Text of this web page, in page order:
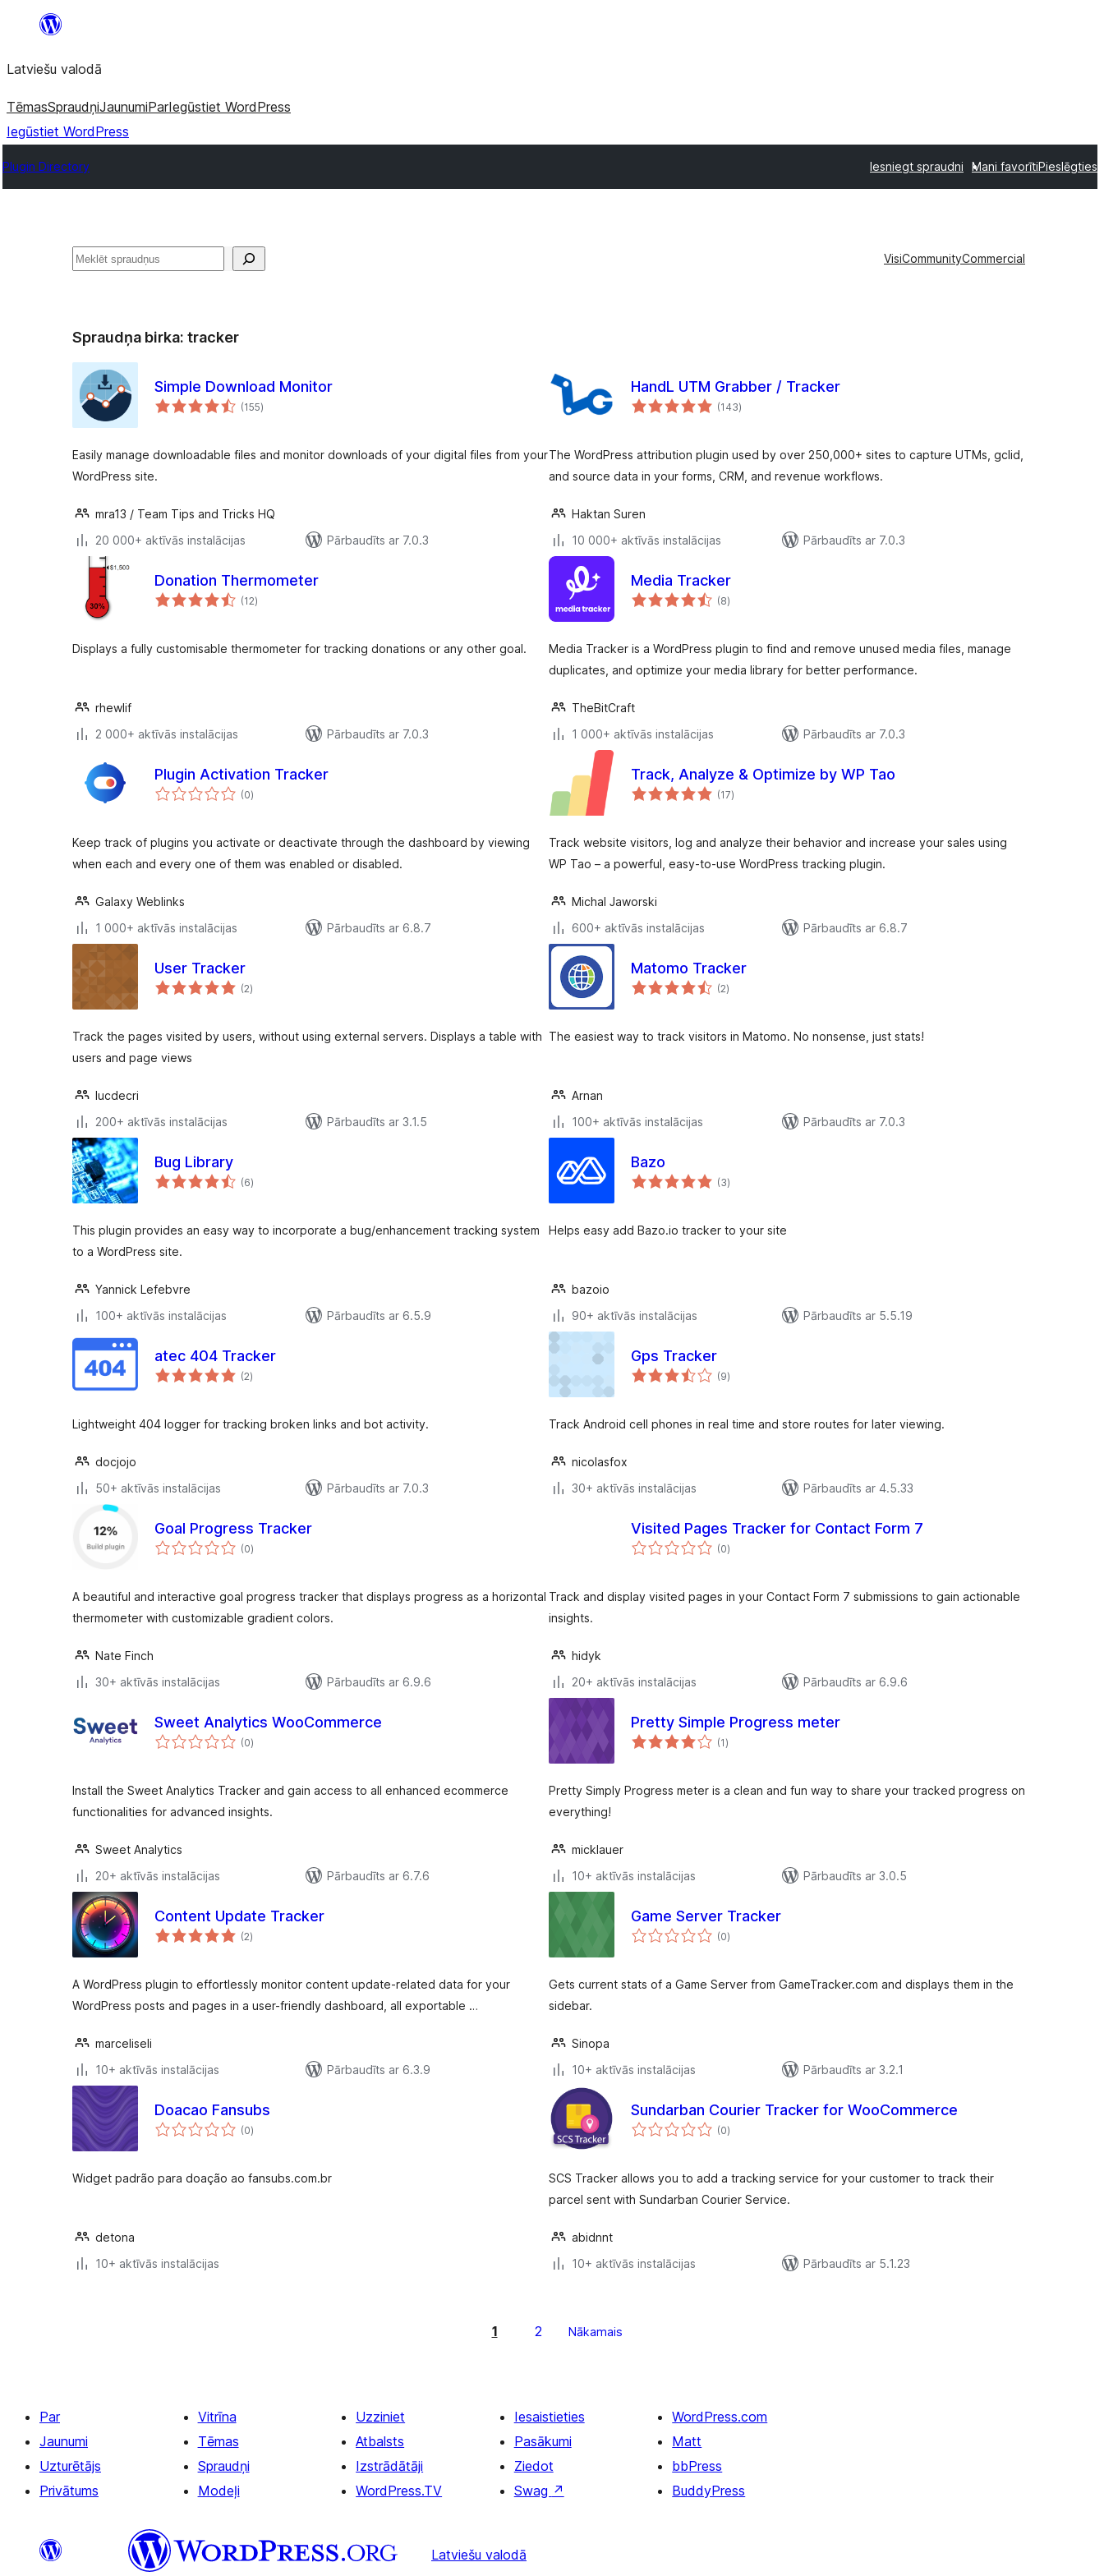
Pāriet
saturu
Latviešu valodā
TēmasSpraudņiJaunumiParIegūstiet WordPress
Iegūstiet WordPress
Plugin Directory Iesniegt spraudni Mani favorītiPieslēgties
Meklēt VisiCommunityCommercial
Spraudņa birka: tracker
Simple Download Monitor
(155vērtējumu
kopsumma
)
Easily manage downloadable files and monitor downloads of your digital files from your
WordPress site.
mra13 / Team Tips and Tricks HQ
20 000+ aktīvās instalācijas
Pārbaudīts ar 7.0.3
HandL UTM Grabber / Tracker
(143vērtējumu
kopsumma
)
The WordPress attribution plugin used by over 250,000+ sites to capture UTMs, gclid,
and source data in your forms, CRM, and revenue workflows.
Haktan Suren
10 000+ aktīvās instalācijas
Pārbaudīts ar 7.0.3
Donation Thermometer
(12vērtējumu
kopsumma
)
Displays a fully customisable thermometer for tracking donations or any other goal.
rhewlif
2 000+ aktīvās instalācijas
Pārbaudīts ar 7.0.3
Media Tracker
(8vērtējumu
kopsumma
)
Media Tracker is a WordPress plugin to find and remove unused media files, manage
duplicates, and optimize your media library for better performance.
TheBitCraft
1 000+ aktīvās instalācijas
Pārbaudīts ar 7.0.3
Plugin Activation Tracker
(0vērtējumu
kopsumma
)
Keep track of plugins you activate or deactivate through the dashboard by viewing
when each and every one of them was enabled or disabled.
Galaxy Weblinks
1 000+ aktīvās instalācijas
Pārbaudīts ar 6.8.7
Track, Analyze & Optimize by WP Tao
(17vērtējumu
kopsumma
)
Track website visitors, log and analyze their behavior and increase your sales using
WP Tao – a powerful, easy-to-use WordPress tracking plugin.
Michal Jaworski
600+ aktīvās instalācijas
Pārbaudīts ar 6.8.7
User Tracker
(2vērtējumu
kopsumma
)
Track the pages visited by users, without using external servers. Displays a table with
users and page views
lucdecri
200+ aktīvās instalācijas
Pārbaudīts ar 3.1.5
Matomo Tracker
(2vērtējumu
kopsumma
)
The easiest way to track visitors in Matomo. No nonsense, just stats!
Arnan
100+ aktīvās instalācijas
Pārbaudīts ar 7.0.3
Bug Library
(6vērtējumu
kopsumma
)
This plugin provides an easy way to incorporate a bug/enhancement tracking system
to a WordPress site.
Yannick Lefebvre
100+ aktīvās instalācijas
Pārbaudīts ar 6.5.9
Bazo
(3vērtējumu
kopsumma
)
Helps easy add Bazo.io tracker to your site
bazoio
90+ aktīvās instalācijas
Pārbaudīts ar 5.5.19
atec 404 Tracker
(2vērtējumu
kopsumma
)
Lightweight 404 logger for tracking broken links and bot activity.
docjojo
50+ aktīvās instalācijas
Pārbaudīts ar 7.0.3
Gps Tracker
(9vērtējumu
kopsumma
)
Track Android cell phones in real time and store routes for later viewing.
nicolasfox
30+ aktīvās instalācijas
Pārbaudīts ar 4.5.33
Goal Progress Tracker
(0vērtējumu
kopsumma
)
A beautiful and interactive goal progress tracker that displays progress as a horizontal
thermometer with customizable gradient colors.
Nate Finch
30+ aktīvās instalācijas
Pārbaudīts ar 6.9.6
Visited Pages Tracker for Contact Form 7
(0vērtējumu
kopsumma
)
Track and display visited pages in your Contact Form 7 submissions to gain actionable
insights.
hidyk
20+ aktīvās instalācijas
Pārbaudīts ar 6.9.6
Sweet Analytics WooCommerce
(0vērtējumu
kopsumma
)
Install the Sweet Analytics Tracker and gain access to all enhanced ecommerce
functionalities for advanced insights.
Sweet Analytics
20+ aktīvās instalācijas
Pārbaudīts ar 6.7.6
Pretty Simple Progress meter
(1vērtējumu
kopsumma
)
Pretty Simply Progress meter is a clean and fun way to share your tracked progress on
everything!
micklauer
10+ aktīvās instalācijas
Pārbaudīts ar 3.0.5
Content Update Tracker
(2vērtējumu
kopsumma
)
A WordPress plugin to effortlessly monitor content update-related data for your
WordPress posts and pages in a user-friendly dashboard, all exportable …
marceliseli
10+ aktīvās instalācijas
Pārbaudīts ar 6.3.9
Game Server Tracker
(0vērtējumu
kopsumma
)
Gets current stats of a Game Server from GameTracker.com and displays them in the
sidebar.
Sinopa
10+ aktīvās instalācijas
Pārbaudīts ar 3.2.1
Doacao Fansubs
(0vērtējumu
kopsumma
)
Widget padrão para doação ao fansubs.com.br
detona
10+ aktīvās instalācijas
Sundarban Courier Tracker for WooCommerce
(0vērtējumu
kopsumma
)
SCS Tracker allows you to add a tracking service for your customer to track their
parcel sent with Sundarban Courier Service.
abidnnt
10+ aktīvās instalācijas
Pārbaudīts ar 5.1.23
1 2 Nākamais
Par
Jaunumi
Uzturētājs
Privātums
Vitrīna
Tēmas
Spraudņi
Modeļi
Uzziniet
Atbalsts
Izstrādātāji
WordPress.TV
Iesaistieties
Pasākumi
Ziedot
Swag ↗
WordPress.com
Matt
bbPress
BuddyPress
Latviešu valodā